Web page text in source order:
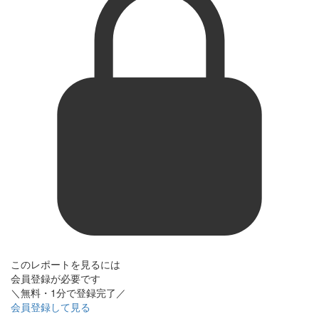
このレポートを見るには
会員登録が必要です
＼無料・1分で登録完了／
会員登録して見る